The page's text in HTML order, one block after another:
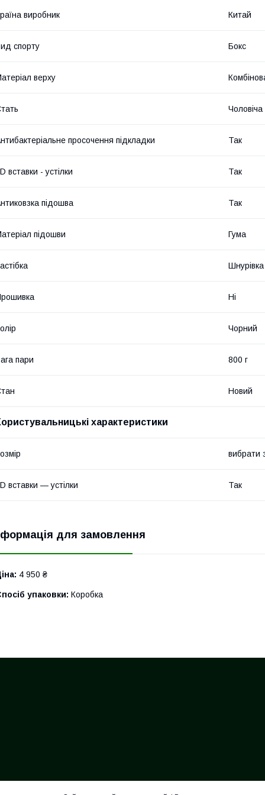
виробник Китай
спорту Бокс
верху
Чоловіча
просочення підкладки Так
вставки - устілки Так
підошва Так
підошви Гума
Шнурівка
Ні
Чорний
пари 800 г
Новий
характеристики
вибрати
вставки — устілки Так
для замовлення
4 950 ₴
упаковки: Коробка